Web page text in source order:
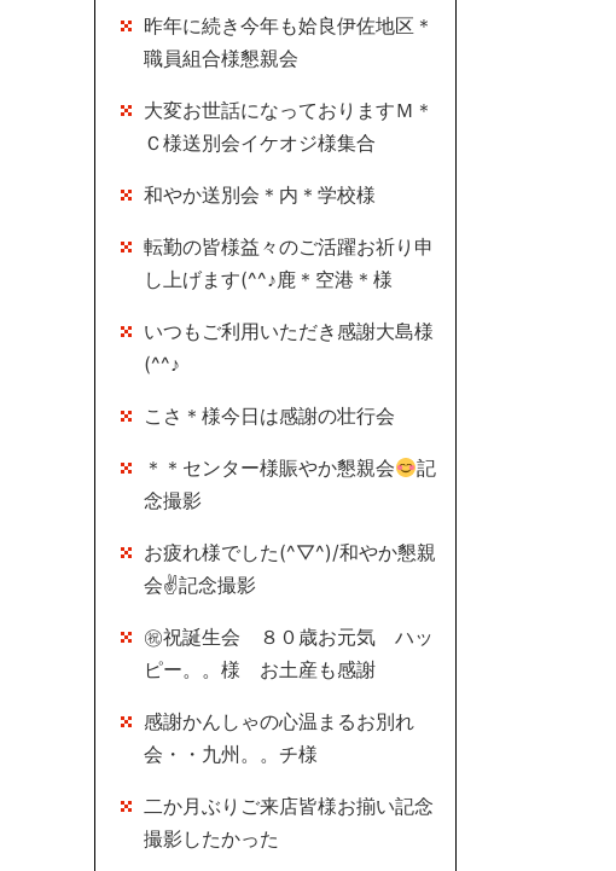
昨年に続き今年も姶良伊佐地区＊
職員組合様懇親会
大変お世話になっておりますＭ＊
Ｃ様送別会イケオジ様集合
和やか送別会＊内＊学校様
転勤の皆様益々のご活躍お祈り申
し上げます(^^♪鹿＊空港＊様
いつもご利用いただき感謝大島様
(^^♪
こさ＊様今日は感謝の壮行会
＊＊センター様賑やか懇親会
記
念撮影
お疲れ様でした(^▽^)/和やか懇親
会✌記念撮影
㊗祝誕生会 ８０歳お元気 ハッ
ピー。。様 お土産も感謝
感謝かんしゃの心温まるお別れ
会・・九州。。チ様
二か月ぶりご来店皆様お揃い記念
撮影したかった